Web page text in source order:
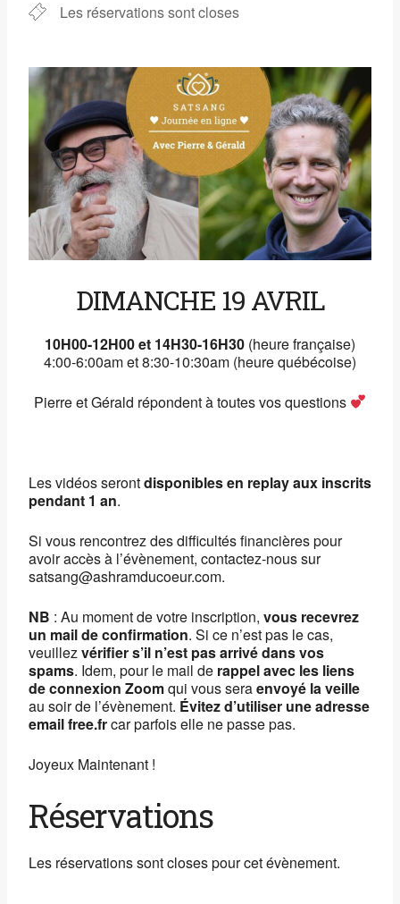
Les réservations sont closes
DIMANCHE 19 AVRIL
10H00-12H00et 14H30-16H30 (heure française)
4:00-6:00am et 8:30-10:30am (heure québécoise)
Pierre et Gérald répondent à toutes vos questions
Les vidéos serontdisponibles en replay aux inscrits
pendant 1 an.
Si vous rencontrez des difficultés financières pour
avoir accès à l’évènement, contactez-nous sur
satsang@ashramducoeur.com.
NB : Au moment de votre inscription, vous recevrez
un mail de confirmation. Si ce n’est pas le cas,
veuillezvérifier s’il n’est pas arrivé dans vos
spams. Idem, pour le mail de rappel avec les liens
de connexion Zoomqui vous seraenvoyé la veille
au soir de l’évènement. Évitez d’utiliser une adresse
email free.frcar parfois elle ne passe pas.
Joyeux Maintenant !
Réservations
Les réservations sont closes pour cet évènement.